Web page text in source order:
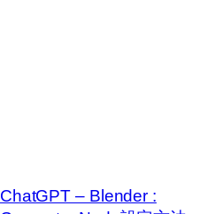
ChatGPT – Blender :